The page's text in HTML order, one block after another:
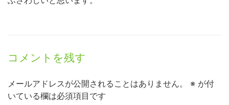
コメントを残す
メールアドレスが公開されることはありません。 ※ が付
いている欄は必須項目です